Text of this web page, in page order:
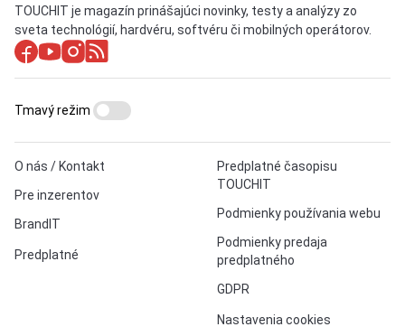
TOUCHIT je magazín prinášajúci novinky, testy a analýzy zo
sveta technológií, hardvéru, softvéru či mobilných operátorov.
O nás / Kontakt
Pre inzerentov
BrandIT
Predplatné
Predplatné časopisu
TOUCHIT
Podmienky používania webu
Podmienky predaja
predplatného
GDPR
Nastavenia cookies
Tmavý režim